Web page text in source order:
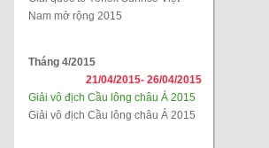
Nam mở rộng 2015
Tháng 4/2015
21/04/2015- 26/04/2015
Giải vô địch Cầu lông châu Á 2015
Giải vô địch Cầu lông châu Á 2015